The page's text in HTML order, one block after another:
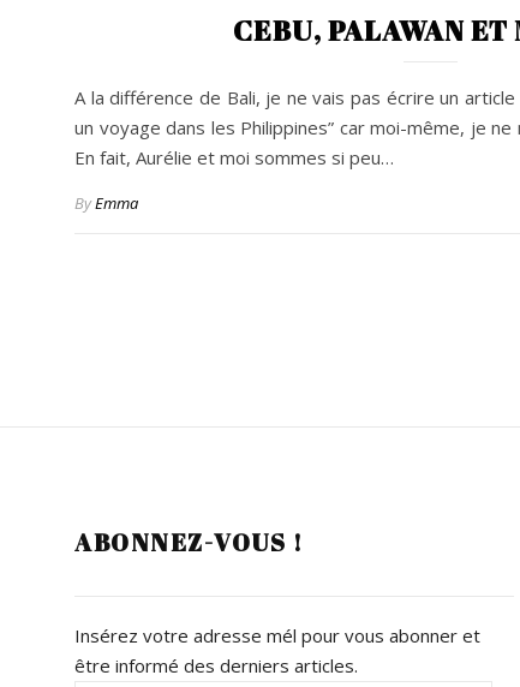
CEBU, PALAWAN
A la différence de Bali, je ne vais pas écrire un
un voyage dans les Philippines” car moi-même, je
En fait, Aurélie et moi sommes si peu…
ByEmma
ABONNEZ-VOUS !
Insérez votre adresse mél pour vous abonner et
être informé des derniers articles.